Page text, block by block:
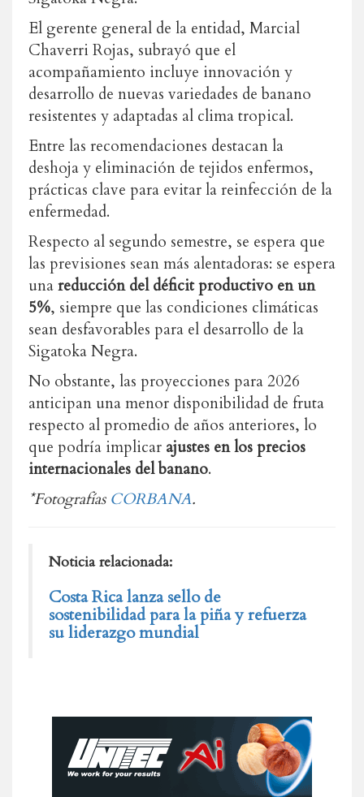
El gerente general de la entidad, Marcial
Chaverri Rojas, subrayó que el
acompañamiento incluye innovación y
desarrollo de nuevas variedades de banano
resistentes y adaptadas al clima tropical.
Entre las recomendaciones destacan la
deshoja y eliminación de tejidos enfermos,
prácticas clave para evitar la reinfección de la
enfermedad.
Respecto al segundo semestre, se espera que
las previsiones sean más alentadoras: se espera
unareducción del déficit productivo en un
5%, siempre que las condiciones climáticas
sean desfavorables para el desarrollo de la
Sigatoka Negra.
No obstante, las proyecciones para 2026
anticipan una menor disponibilidad de fruta
respecto al promedio de años anteriores, lo
que podría implicar ajustes en los precios
internacionales del banano.
*Fotografías CORBANA.
Noticia relacionada:
Costa Rica lanza sello de
sostenibilidad para la piña y refuerza
su liderazgo mundial